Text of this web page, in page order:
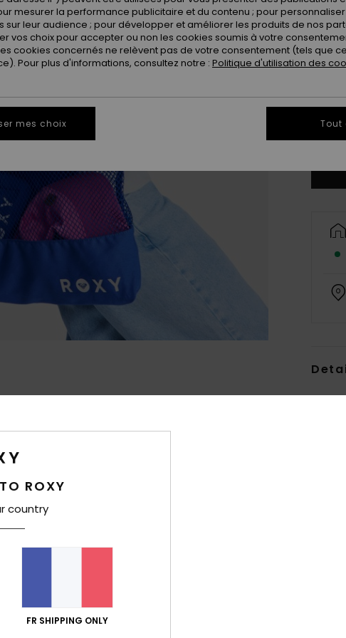
ROXY
country
FR SHIPPING ONLY
mesurer la performance publicitaire et du contenu ; pour
sur leur audience ; pour développer et améliorer les produits de nos
vos choix pour accepter ou non les cookies soumis à votre
cookies concernés ne relèvent pas de votre consentement (tels que
Pour plus d'informations, consultez notre : Politique d'utilisation des
mes choix Tout